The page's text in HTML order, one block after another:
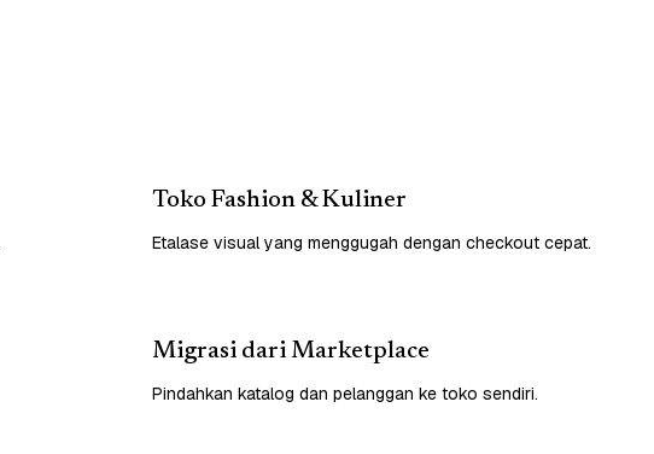
Toko Fashion & Kuliner
Etalase visual yang menggugah dengan checkout cepat.
Migrasi dari Marketplace
Pindahkan katalog dan pelanggan ke toko sendiri.